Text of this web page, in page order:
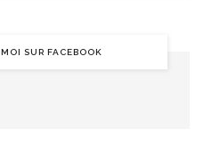
SUR FACEBOOK